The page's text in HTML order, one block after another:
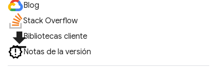
Blog
Stack Overflow
file_downloadBibliotecas cliente
Notas de la versión